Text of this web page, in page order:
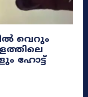
വെറും
ഹോട്ട്